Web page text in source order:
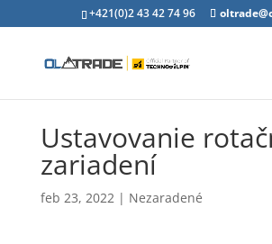
+421(0)2 43 42 74 96
Ustavovanie
zariadení
feb 23, 2022| Nezaradené